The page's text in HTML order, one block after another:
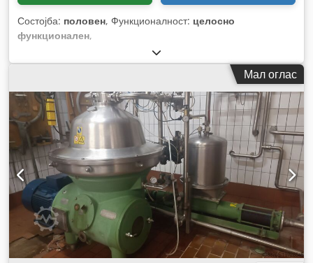
Состојба: половен, Функционалност: целосно
функционален,
Мал оглас